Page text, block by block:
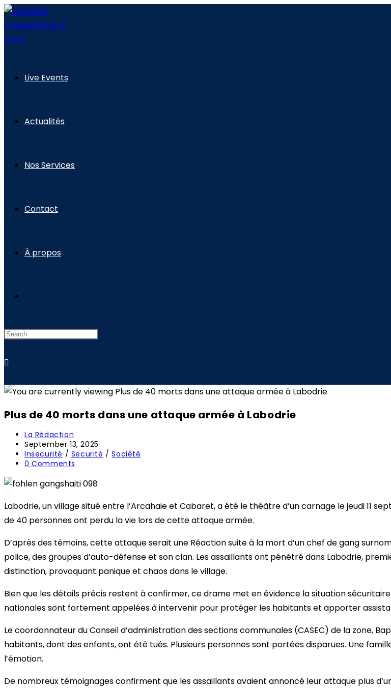
Skip
to
content
Live Events
Actualités
Nos Services
Contact
À propos
website
search
Plus de 40 morts dans une attaque armée à Labodrie
Post
author:
La Rédaction
Post
published:
September 13, 2025
Post
category:
Insecurité / Securité / Société
Post
0 Comments
Labodrie, un village situé entre l’Arcahaie et Cabaret, a été le théâtre d’un carnage le jeudi 11
de 40 personnes ont perdu la vie lors de cette attaque armée.
D’après des témoins, cette attaque serait une Réaction suite à la mort d’un chef de gang
police, des groupes d’auto-défense et son clan. Les assaillants ont pénétré dans Labodrie,
distinction, provoquant panique et chaos dans le village.
Bien que les détails précis restent à confirmer, ce drame met en évidence la situation
nationales sont fortement appelées à intervenir pour protéger les habitants et apporter
Le coordonnateur du Conseil d’administration des sections communales (CASEC) de la zone,
habitants, dont des enfants, ont été tués. Plusieurs personnes sont portées disparues. Une
l’émotion.
De nombreux témoignages confirment que les assaillants avaient annoncé leur attaque plus